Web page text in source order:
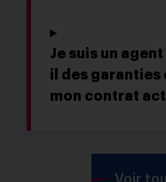
Je suis un
il des garanties
mon contrat